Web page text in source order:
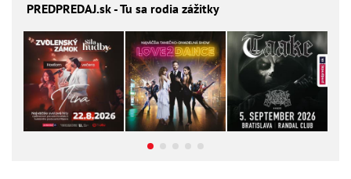
PREDPREDAJ.sk - Tu sa rodia zážitky